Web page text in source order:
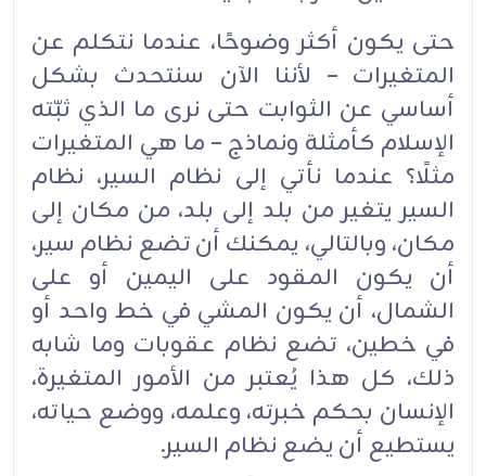
حتى يكون أكثر وضوحًا، عندما نتكلم عن
المتغيرات – لأننا الآن سنتحدث بشكل
أساسي عن الثوابت حتى ‏نرى ما الذي ثبّته
الإسلام كأمثلة ونماذج – ما هي المتغيرات
مثلًا؟ عندما نأتي إلى نظام السير، نظام
السير ‏يتغير من بلد إلى بلد، من مكان إلى
مكان، وبالتالي، يمكنك أن تضع نظام سير،
أن يكون المقود على اليمين ‏أو على
الشمال، أن يكون المشي في خط واحد أو
في خطين، تضع نظام عقوبات وما شابه
ذلك، كل هذا ‏يُعتبر من الأمور المتغيرة،
الإنسان بحكم خبرته، وعلمه، ووضع حياته،
يستطيع أن يضع نظام السير.‏